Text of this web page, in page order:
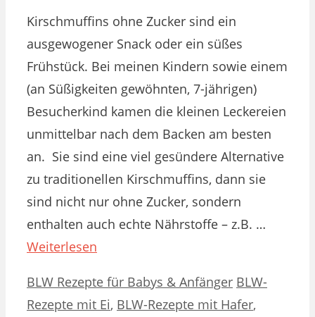
Kirschmuffins ohne Zucker sind ein
ausgewogener Snack oder ein süßes
Frühstück. Bei meinen Kindern sowie einem
(an Süßigkeiten gewöhnten, 7-jährigen)
Besucherkind kamen die kleinen Leckereien
unmittelbar nach dem Backen am besten
an. Sie sind eine viel gesündere Alternative
zu traditionellen Kirschmuffins, dann sie
sind nicht nur ohne Zucker, sondern
enthalten auch echte Nährstoffe – z.B. …
Weiterlesen
Kategorien
BLW Rezepte für Babys & Anfänger Schlagwörter
BLW-
Rezepte mit Ei, BLW-Rezepte mit Hafer,